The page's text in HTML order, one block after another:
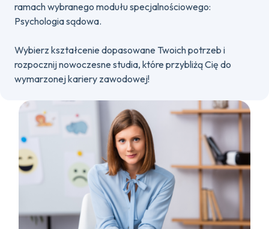
ramach wybranego modułu specjalnościowego:
Psychologia sądowa.
Wybierz kształcenie dopasowane Twoich potrzeb i
rozpocznij nowoczesne studia, które przybliżą Cię do
wymarzonej kariery zawodowej!